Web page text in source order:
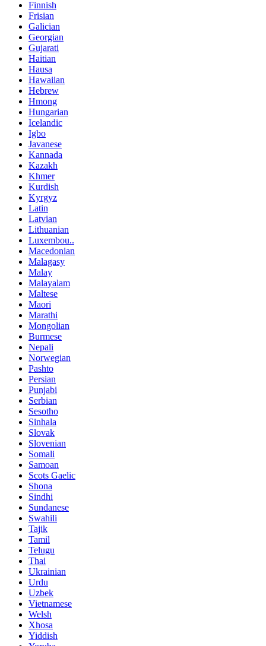
Finnish
Frisian
Galician
Georgian
Gujarati
Haitian
Hausa
Hawaiian
Hebrew
Hmong
Hungarian
Icelandic
Igbo
Javanese
Kannada
Kazakh
Khmer
Kurdish
Kyrgyz
Latin
Latvian
Lithuanian
Luxembou..
Macedonian
Malagasy
Malay
Malayalam
Maltese
Maori
Marathi
Mongolian
Burmese
Nepali
Norwegian
Pashto
Persian
Punjabi
Serbian
Sesotho
Sinhala
Slovak
Slovenian
Somali
Samoan
Scots Gaelic
Shona
Sindhi
Sundanese
Swahili
Tajik
Tamil
Telugu
Thai
Ukrainian
Urdu
Uzbek
Vietnamese
Welsh
Xhosa
Yiddish